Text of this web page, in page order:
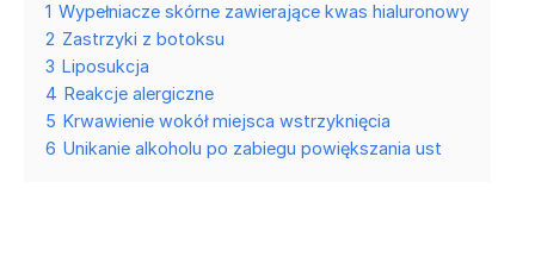
1 Wypełniacze skórne zawierające kwas hialuronowy
2 Zastrzyki z botoksu
3 Liposukcja
4 Reakcje alergiczne
5 Krwawienie wokół miejsca wstrzyknięcia
6 Unikanie alkoholu po zabiegu powiększania ust